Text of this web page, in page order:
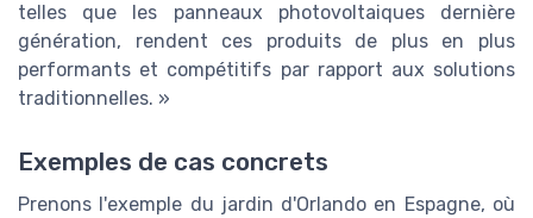
telles que les panneaux photovoltaiques dernière
génération, rendent ces produits de plus en plus
performants et compétitifs par rapport aux solutions
traditionnelles. »
Exemples de cas concrets
Prenons l'exemple du jardin d'Orlando en Espagne, où